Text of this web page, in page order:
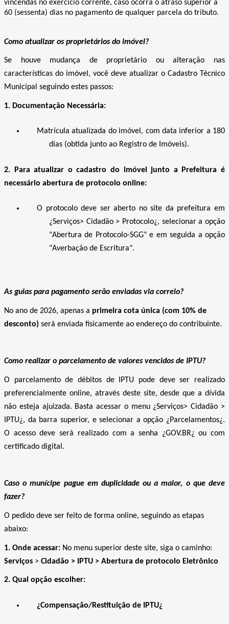
vincendas no exercício corrente, caso ocorra o atraso superior a
60 (sessenta) dias no pagamento de qualquer parcela do tributo.
Como atualizar os proprietários do imóvel?
Se houve mudança de proprietário ou alteração nas
características do imóvel, você deve atualizar o Cadastro Técnico
Municipal seguindo estes passos:
1. Documentação Necessária:
Matrícula atualizada do imóvel, com data inferior a 180
dias (obtida junto ao Registro de Imóveis).
2. Para atualizar o cadastro do imóvel junto a Prefeitura é
necessário abertura de protocolo online:
O protocolo deve ser aberto no site da prefeitura em
¿Serviços> Cidadão > Protocolo¿, selecionar a opção
"Abertura de Protocolo-SGG" e em seguida a opção
"Averbação de Escritura".
As guias para pagamento serão enviadas via correio?
No ano de 2026, apenas a primeira cota única (com 10% de
desconto) será enviada fisicamente ao endereço do contribuinte.
Como realizar o parcelamento de valores vencidos de IPTU?
O parcelamento de débitos de IPTU pode deve ser realizado
preferencialmente online, através deste site, desde que a dívida
não esteja ajuizada. Basta acessar o menu ¿Serviços> Cidadão >
IPTU¿, da barra superior, e selecionar a opção ¿Parcelamentos¿.
O acesso deve será realizado com a senha ¿GOV.BR¿ ou com
certificado digital.
Caso o munícipe pague em duplicidade ou a maior, o que deve
fazer?
O pedido deve ser feito de forma online, seguindo as etapas
abaixo:
1. Onde acessar: No menu superior deste site, siga o caminho:
Serviços > Cidadão > IPTU > Abertura de protocolo Eletrônico
2. Qual opção escolher:
¿Compensação/Restituição de IPTU¿